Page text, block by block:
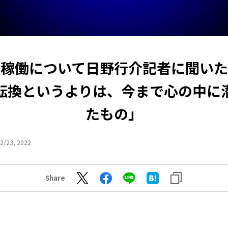
働について日野行介記者に聞い
換というよりは、今まで心の中に
たもの」
23, 2022
Share